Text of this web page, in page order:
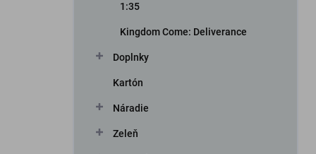
1:35
Kingdom Come: Deliverance
Doplnky
Kartón
Náradie
Zeleň